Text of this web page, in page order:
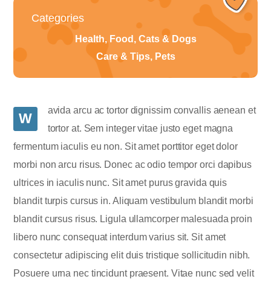
Categories
Health, Food, Cats & Dogs
Care & Tips, Pets
W
avida arcu ac tortor dignissim convallis aenean et
tortor at. Sem integer vitae justo eget magna
fermentum iaculis eu non. Sit amet porttitor eget dolor
morbi non arcu risus. Donec ac odio tempor orci dapibus
ultrices in iaculis nunc. Sit amet purus gravida quis
blandit turpis cursus in. Aliquam vestibulum blandit morbi
blandit cursus risus. Ligula ullamcorper malesuada proin
libero nunc consequat interdum varius sit. Sit amet
consectetur adipiscing elit duis tristique sollicitudin nibh.
Posuere urna nec tincidunt praesent. Vitae nunc sed velit